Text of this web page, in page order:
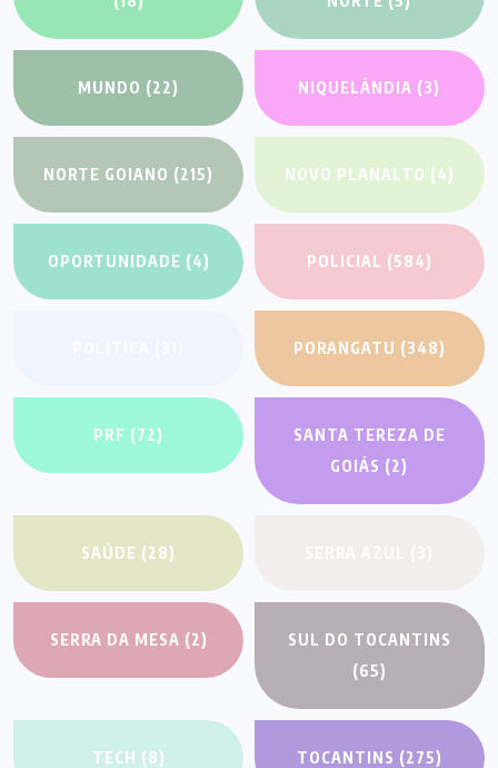
MUNDO (22) NIQUELÂNDIA (3)
NORTE GOIANO (215) NOVO PLANALTO (4)
OPORTUNIDADE (4) POLICIAL (584)
PORANGATU (348)
PRF (72)
SANTA TEREZA DE
GOIÁS (2)
SAÚDE (28)
SERRA DA MESA (2)
SUL DO TOCANTINS
(65)
TECH (8) TOCANTINS (275)